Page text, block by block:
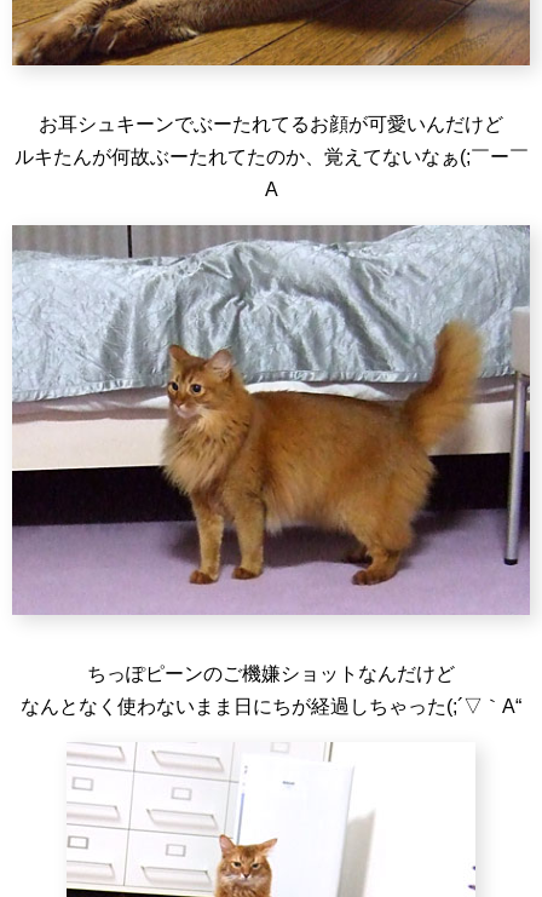
お耳シュキーンでぶーたれてるお顔が可愛いんだけど
ルキたんが何故ぶーたれてたのか、覚えてないなぁ(;￣ー￣
A
ちっぽピーンのご機嫌ショットなんだけど
なんとなく使わないまま日にちが経過しちゃった(;´▽｀A“